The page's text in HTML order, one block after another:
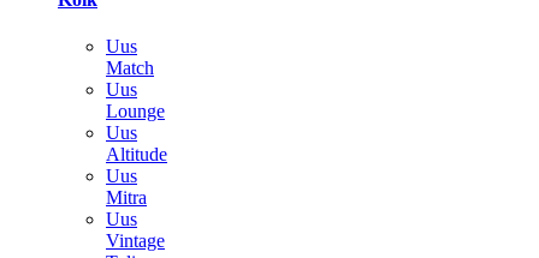
Uus
Match
Uus
Lounge
Uus
Altitude
Uus
Mitra
Uus
Vintage